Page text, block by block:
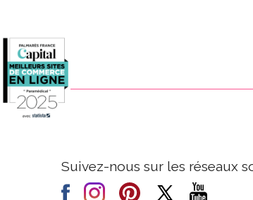
Suivez-nous sur les réseaux